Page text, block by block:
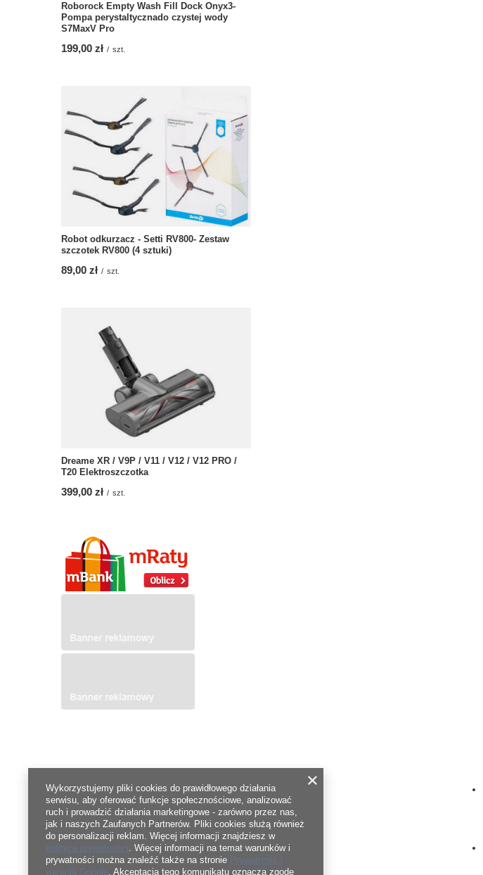
Roborock Empty Wash Fill Dock Onyx3-
Pompa perystaltycznado czystej wody
S7MaxV Pro
199,00 zł / szt.
Robot odkurzacz - Setti RV800- Zestaw
szczotek RV800 (4 sztuki)
89,00 zł / szt.
Dreame XR / V9P / V11 / V12 / V12 PRO /
T20 Elektroszczotka
399,00 zł / szt.
Wykorzystujemy pliki cookies do prawidłowego działania
serwisu, aby oferować funkcje społecznościowe, analizować
ruch i prowadzić działania marketingowe - zarówno przez nas,
jak i naszych Zaufanych Partnerów. Pliki cookies służą również
do personalizacji reklam. Więcej informacji znajdziesz w
polityce prywatności. Więcej informacji na temat warunków i
prywatności można znaleźć także na stronie Prywatność i
warunki Google. Akceptacja tego komunikatu oznacza zgodę